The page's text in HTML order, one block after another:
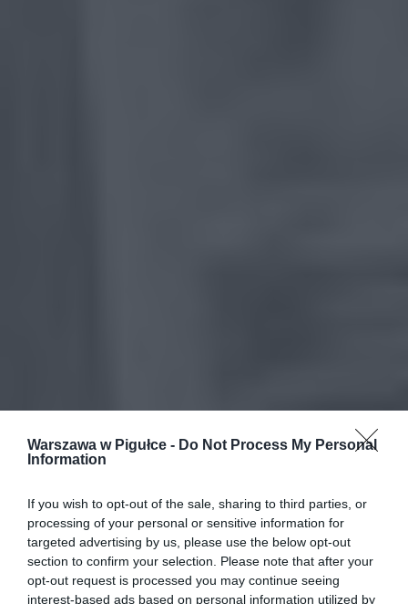
Warszawa w Pigułce - Do Not Process My Personal
Information
If you wish to opt-out of the sale, sharing to third parties, or
processing of your personal or sensitive information for
targeted advertising by us, please use the below opt-out
section to confirm your selection. Please note that after your
opt-out request is processed you may continue seeing
interest-based ads based on personal information utilized by